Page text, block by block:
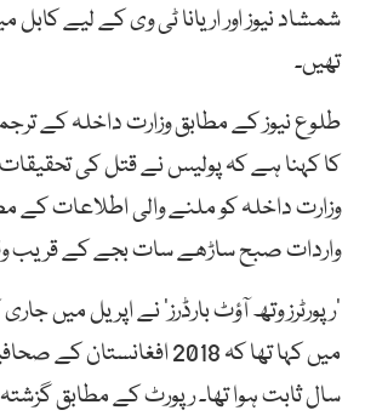
شمشاد نیوز اور اریانا ٹی وی کے لیے
تھیں۔
طلوع نیوز کے مطابق وزارت داخلہ کے
کا کہنا ہے کہ پولیس نے قتل کی
وزارت داخلہ کو ملنے والی اطلاعات کے
واردات صبح ساڑھے سات بجے کے قریب
’رپورٹرز وتھ آؤٹ بارڈرز‘ نے اپریل میں
میں کہا تھا کہ 2018
سال ثابت ہوا تھا۔ رپورٹ کے مطابق